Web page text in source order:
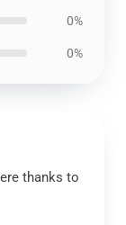
0%
0%
thanks to